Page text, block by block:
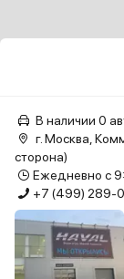
В наличии 0
г. Москва,
сторона)
Ежедневно с
+7 (499) 289-